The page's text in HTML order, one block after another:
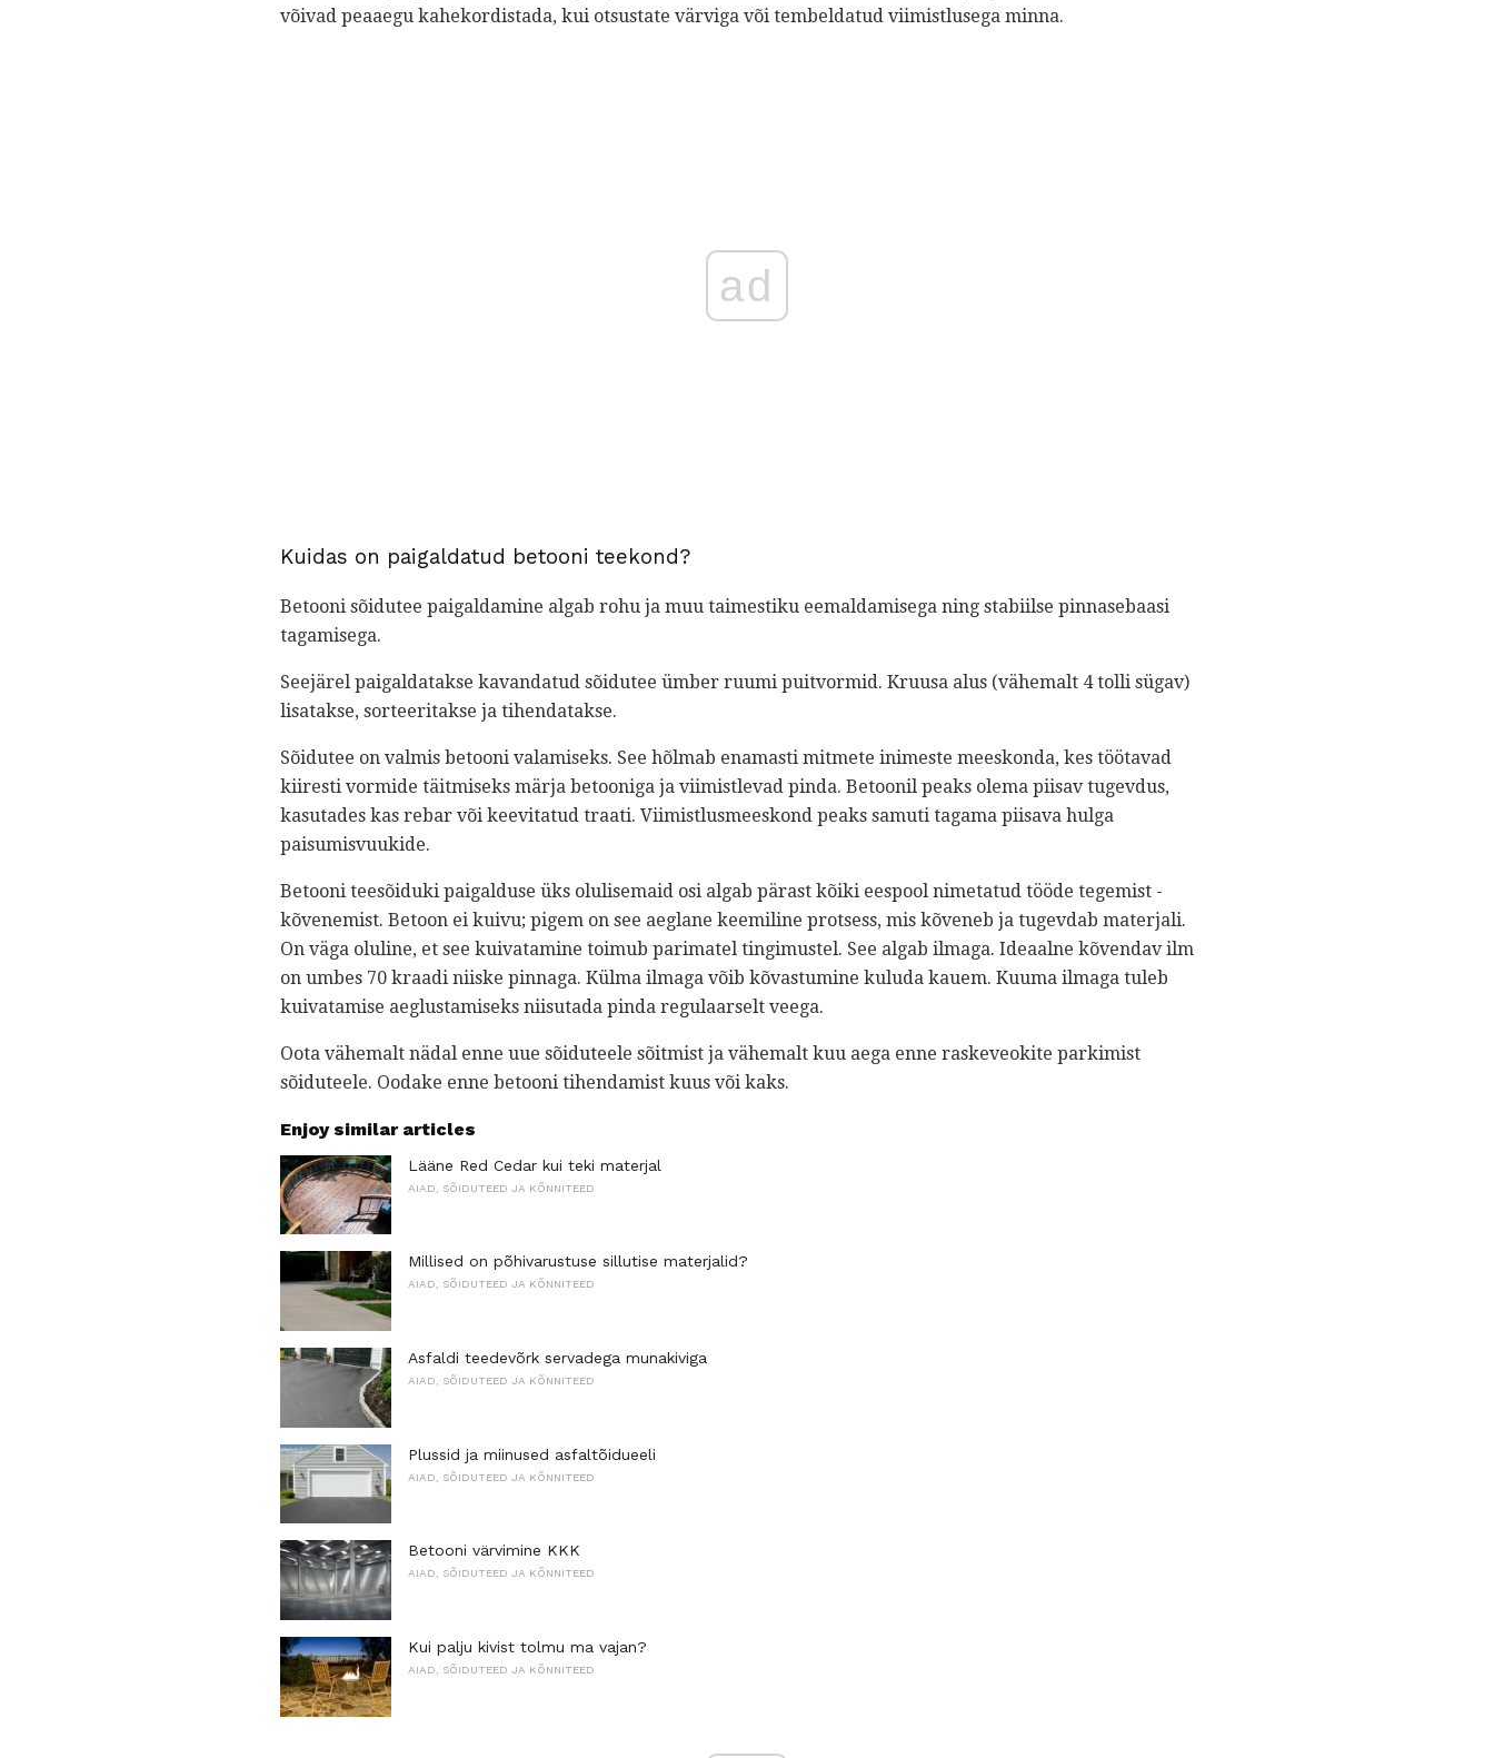
võivad peaaegu kahekordistada, kui otsustate värviga või tembeldatud viimistlusega minna.
ad
Kuidas on paigaldatud betooni teekond?
Betooni sõidutee paigaldamine algab rohu ja muu taimestiku eemaldamisega ning stabiilse pinnasebaasi
tagamisega.
Seejärel paigaldatakse kavandatud sõidutee ümber ruumi puitvormid. Kruusa alus (vähemalt 4 tolli sügav)
lisatakse, sorteeritakse ja tihendatakse.
Sõidutee on valmis betooni valamiseks. See hõlmab enamasti mitmete inimeste meeskonda, kes töötavad
kiiresti vormide täitmiseks märja betooniga ja viimistlevad pinda. Betoonil peaks olema piisav tugevdus,
kasutades kas rebar või keevitatud traati. Viimistlusmeeskond peaks samuti tagama piisava hulga
paisumisvuukide.
Betooni teesõiduki paigalduse üks olulisemaid osi algab pärast kõiki eespool nimetatud tööde tegemist -
kõvenemist. Betoon ei kuivu; pigem on see aeglane keemiline protsess, mis kõveneb ja tugevdab materjali.
On väga oluline, et see kuivatamine toimub parimatel tingimustel. See algab ilmaga. Ideaalne kõvendav ilm
on umbes 70 kraadi niiske pinnaga. Külma ilmaga võib kõvastumine kuluda kauem. Kuuma ilmaga tuleb
kuivatamise aeglustamiseks niisutada pinda regulaarselt veega.
Oota vähemalt nädal enne uue sõiduteele sõitmist ja vähemalt kuu aega enne raskeveokite parkimist
sõiduteele. Oodake enne betooni tihendamist kuus või kaks.
Enjoy similar articles
Lääne Red Cedar kui teki materjal
AIAD, SÕIDUTEED JA KÕNNITEED
Millised on põhivarustuse sillutise materjalid?
AIAD, SÕIDUTEED JA KÕNNITEED
Asfaldi teedevõrk servadega munakiviga
AIAD, SÕIDUTEED JA KÕNNITEED
Plussid ja miinused asfaltõidueeli
AIAD, SÕIDUTEED JA KÕNNITEED
Betooni värvimine KKK
AIAD, SÕIDUTEED JA KÕNNITEED
Kui palju kivist tolmu ma vajan?
AIAD, SÕIDUTEED JA KÕNNITEED